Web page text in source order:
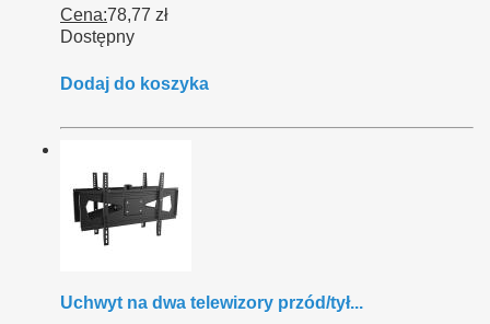
Cena:78,77 zł
Dostępny
Dodaj do koszyka
Uchwyt na dwa telewizory przód/tył...